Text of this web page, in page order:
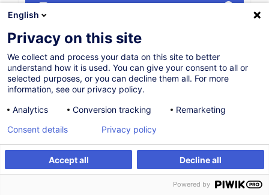
Être alerté Formation sur mesure
Parcours certifiant
Sur demande
64h + 4h d'examen
Formation présentielle
Cours du jour
French / Français
001562
English
Privacy on this site
We collect and process your data on this site to better
understand how it is used. You can give your consent to all or
selected purposes, or you can decline them all. For more
information, see our privacy policy.
Analytics
Conversion tracking Remarketing
Accept all Decline all
Consent details Privacy policy
Powered by